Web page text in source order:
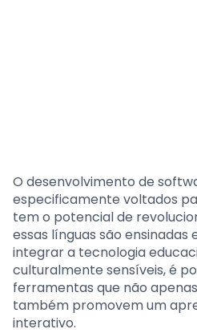
O desenvolvimento de
especificamente voltados
tem o potencial de
essas línguas são ensinadas
integrar a tecnologia
culturalmente sensíveis, é
ferramentas que não
também promovem um
interativo.